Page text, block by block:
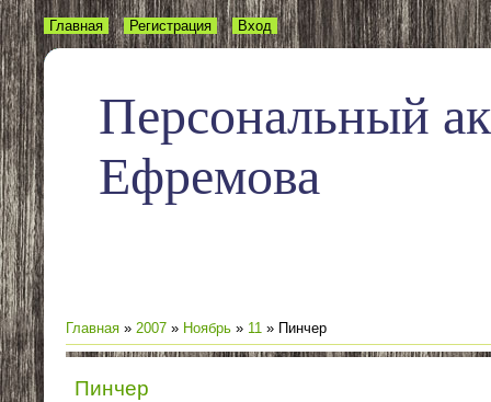
Персональный
Ефремова
Главная Регистрация Вход
Главная » 2007 » Ноябрь » 11 » Пинчер
Пинчер